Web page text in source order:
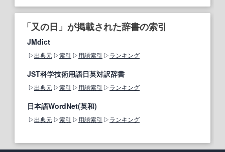
「又の日」が掲載された辞書の索引
JMdict
出典元 索引 用語索引 ランキング
JST科学技術用語日英対訳辞書
出典元 索引 用語索引 ランキング
日本語WordNet(英和)
出典元 索引 用語索引 ランキング